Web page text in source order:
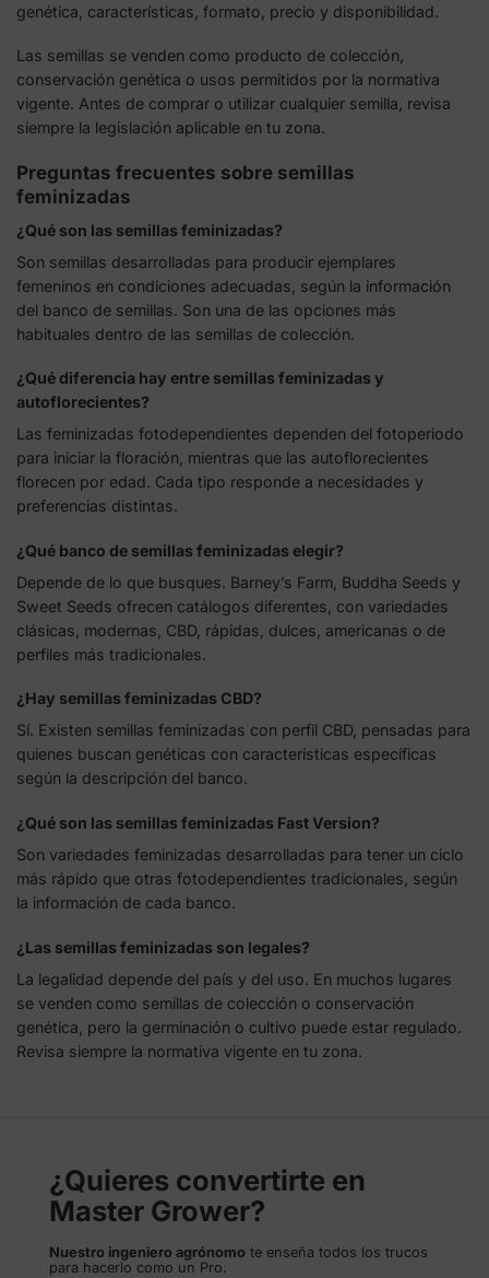
genética, características, formato, precio y disponibilidad.
Las semillas se venden como producto de colección,
conservación genética o usos permitidos por la normativa
vigente. Antes de comprar o utilizar cualquier semilla, revisa
siempre la legislación aplicable en tu zona.
Preguntas frecuentes sobre semillas
feminizadas
¿Qué son las semillas feminizadas?
Son semillas desarrolladas para producir ejemplares
femeninos en condiciones adecuadas, según la información
del banco de semillas. Son una de las opciones más
habituales dentro de las semillas de colección.
¿Qué diferencia hay entre semillas feminizadas y
autoflorecientes?
Las feminizadas fotodependientes dependen del fotoperiodo
para iniciar la floración, mientras que las autoflorecientes
florecen por edad. Cada tipo responde a necesidades y
preferencias distintas.
¿Qué banco de semillas feminizadas elegir?
Depende de lo que busques. Barney’s Farm, Buddha Seeds y
Sweet Seeds ofrecen catálogos diferentes, con variedades
clásicas, modernas, CBD, rápidas, dulces, americanas o de
perfiles más tradicionales.
¿Hay semillas feminizadas CBD?
Sí. Existen semillas feminizadas con perfil CBD, pensadas para
quienes buscan genéticas con características específicas
según la descripción del banco.
¿Qué son las semillas feminizadas Fast Version?
Son variedades feminizadas desarrolladas para tener un ciclo
más rápido que otras fotodependientes tradicionales, según
la información de cada banco.
¿Las semillas feminizadas son legales?
La legalidad depende del país y del uso. En muchos lugares
se venden como semillas de colección o conservación
genética, pero la germinación o cultivo puede estar regulado.
Revisa siempre la normativa vigente en tu zona.
¿Quieres convertirte en
Master Grower?
Nuestro ingeniero agrónomo te enseña todos los trucos
para hacerlo como un Pro.